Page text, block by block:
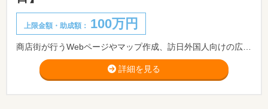
上限金額・助成額： 100万円
詳細を見る